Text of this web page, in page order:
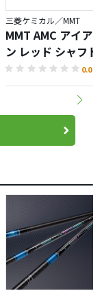
三菱ケミカル／MMT
MMT AMC アイア
ン レッド シャフト
0.0